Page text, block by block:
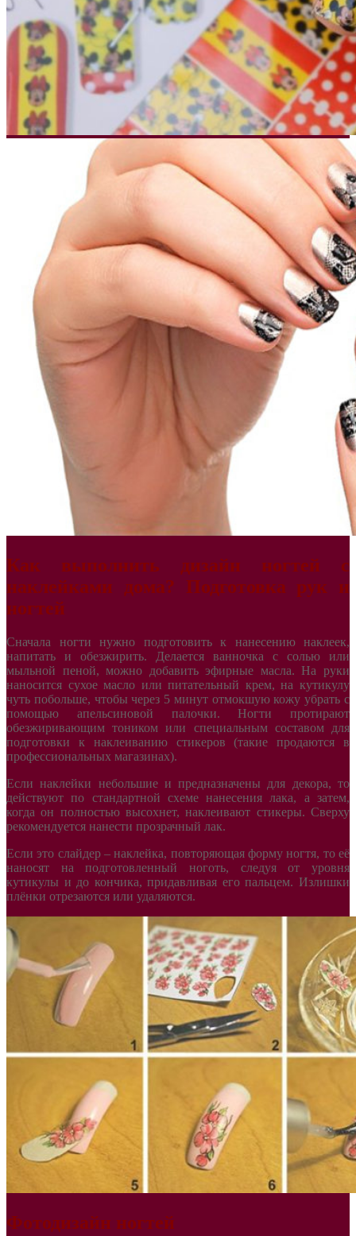
Как выполнить дизайн ногтей с
наклейками дома? Подготовка рук и
ногтей
Сначала ногти нужно подготовить к нанесению наклеек,
напитать и обезжирить. Делается ванночка с солью или
мыльной пеной, можно добавить эфирные масла. На руки
наносится сухое масло или питательный крем, на кутикулу
чуть побольше, чтобы через 5 минут отмокшую кожу убрать с
помощью апельсиновой палочки. Ногти протирают
обезжиривающим тоником или специальным составом для
подготовки к наклеиванию стикеров (такие продаются в
профессиональных магазинах).
Если наклейки небольшие и предназначены для декора, то
действуют по стандартной схеме нанесения лака, а затем,
когда он полностью высохнет, наклеивают стикеры. Сверху
рекомендуется нанести прозрачный лак.
Если это слайдер – наклейка, повторяющая форму ногтя, то её
наносят на подготовленный ноготь, следуя от уровня
кутикулы и до кончика, придавливая его пальцем. Излишки
плёнки отрезаются или удаляются.
Фотодизайн ногтей